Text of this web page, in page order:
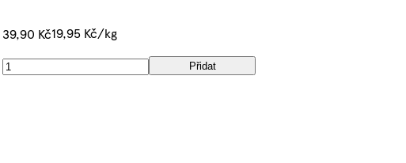
39,90 Kč19,95 Kč/kg
Přidat